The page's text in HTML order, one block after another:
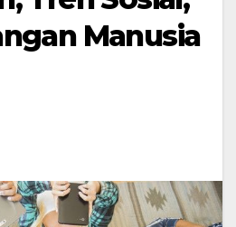
Manusia